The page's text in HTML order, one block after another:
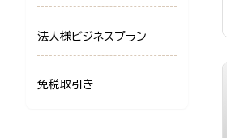
法人様ビジネスプラン
免税取引き